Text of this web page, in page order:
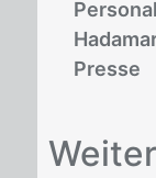
Presse